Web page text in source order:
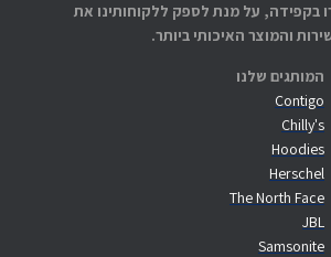
המותגים שלנו
Contigo
Chilly's
Hoodies
Herschel
The North Face
JBL
Samsonite
בקפידה, על מנת לספק ללקוחותינו את
והמוצר האיכותי ביותר.